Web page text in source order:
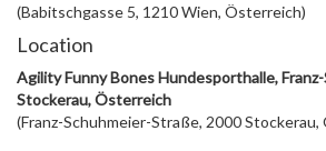
(Babitschgasse 5, 1210 Wien, Österreich)
Location
Agility Funny Bones Hundesporthalle,
Stockerau, Österreich
(Franz-Schuhmeier-Straße, 2000